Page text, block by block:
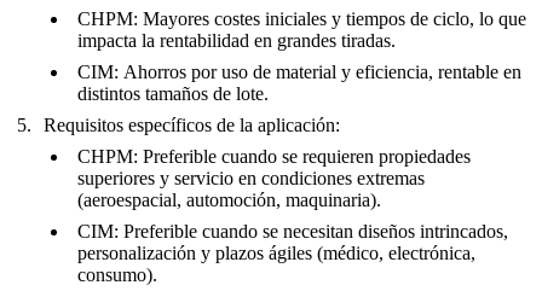
CHPM: Mayores costes iniciales y tiempos de ciclo, lo que
impacta la rentabilidad en grandes tiradas.
CIM: Ahorros por uso de material y eficiencia, rentable en
distintos tamaños de lote.
Requisitos específicos de la aplicación:
CHPM: Preferible cuando se requieren propiedades
superiores y servicio en condiciones extremas
(aeroespacial, automoción, maquinaria).
CIM: Preferible cuando se necesitan diseños intrincados,
personalización y plazos ágiles (médico, electrónica,
consumo).